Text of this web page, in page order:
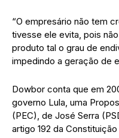
“O empresário não tem
tivesse ele evita, pois
produto tal o grau de
impedindo a geração de
Dowbor conta que em
governo Lula, uma
(PEC), de José Serra
artigo 192 da